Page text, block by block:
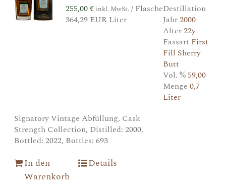
255,00€ inkl. MwSt. / Flasche
364,29 EUR Liter
Destillation
Jahr2000
Alter22y
Fassart First
Fill Sherry
Butt
Vol. % 59,00
Menge0,7
Liter
Signatory Vintage Abfüllung, Cask
Strength Collection, Distilled: 2000,
Bottled: 2022, Bottles: 693
In den
Warenkorb
Details